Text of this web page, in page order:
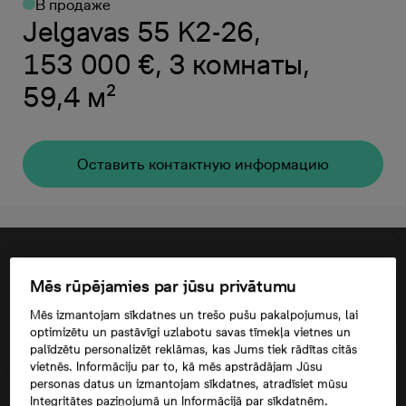
В продаже
Jelgavas 55 K2-26,
153 000 €, 3 комнаты,
59,4 м²
Oставить контактную информацию
Mēs rūpējamies par jūsu privātumu
Mēs izmantojam sīkdatnes un trešo pušu pakalpojumus, lai
optimizētu un pastāvīgi uzlabotu savas tīmekļa vietnes un
palīdzētu personalizēt reklāmas, kas Jums tiek rādītas citās
vietnēs. Informāciju par to, kā mēs apstrādājam Jūsu
personas datus un izmantojam sīkdatnes, atradīsiet mūsu
Integritātes paziņojumā un Informācijā par sīkdatnēm.